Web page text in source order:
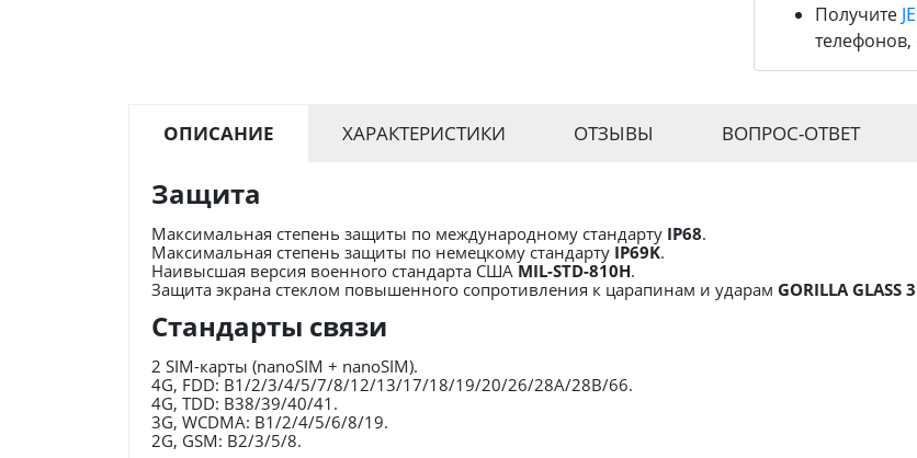
Получите
ОПИСАНИЕ ХАРАКТЕРИСТИКИ ОТЗЫВЫ ВОПРОС-ОТВЕТ
Защита
Максимальная степень защиты по международному стандарту IP68.
Максимальная степень защиты по немецкому стандарту IP69K.
Наивысшая версия военного стандарта США MIL-STD-810H.
Защита экрана стеклом повышенного сопротивления к царапинам и ударам GORILLA GLASS 3
Стандарты связи
2 SIM-карты (nanoSIM + nanoSIM).
4G, FDD: B1/2/3/4/5/7/8/12/13/17/18/19/20/26/28A/28B/66.
4G, TDD: B38/39/40/41.
3G, WCDMA: B1/2/4/5/6/8/19.
2G, GSM: B2/3/5/8.